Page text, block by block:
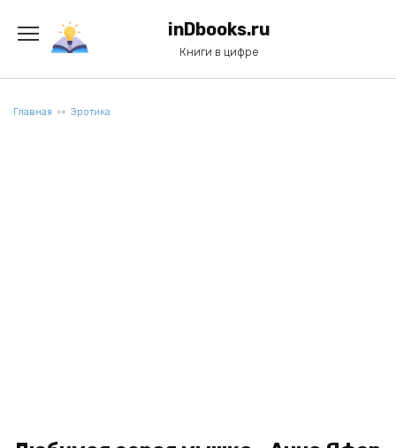
содержанию
inDbooks.ru
Книги в цифре
Главная Эротика